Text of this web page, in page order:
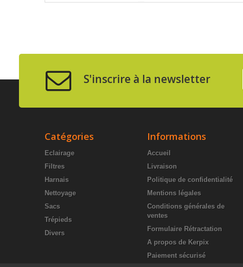
S'inscrire à la newsletter
Catégories
Eclairage
Filtres
Harnais
Nettoyage
Sacs
Trépieds
Divers
Informations
Accueil
Livraison
Politique de confidentialité
Mentions légales
Conditions générales de
ventes
Formulaire Rétractation
A propos de Kerpix
Paiement sécurisé